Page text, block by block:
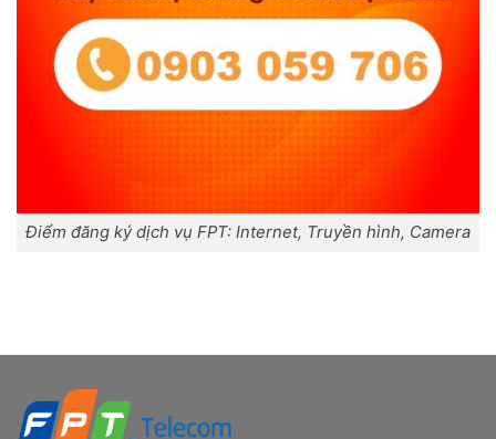
Điểm đăng ký dịch vụ FPT: Internet, Truyền hình, Camera